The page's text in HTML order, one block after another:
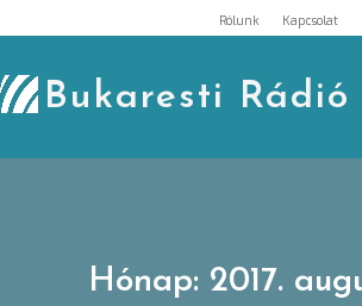
to
content
Rólunk Kapcsolat
Bukaresti Rádió
Hónap: 2017.